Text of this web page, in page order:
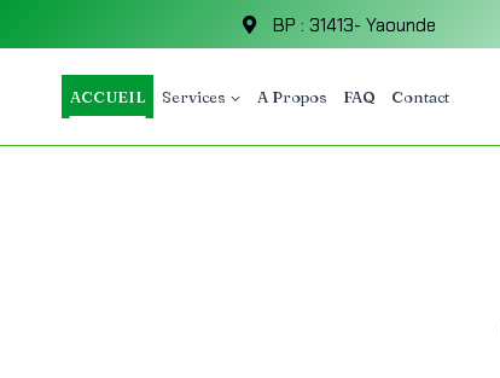
BP : 31413- Yaounde
ACCUEIL Services A Propos FAQ Contact